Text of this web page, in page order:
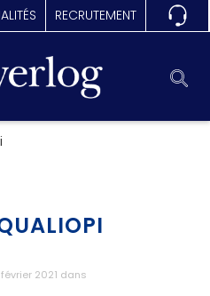
RECRUTEMENT
2021 dans